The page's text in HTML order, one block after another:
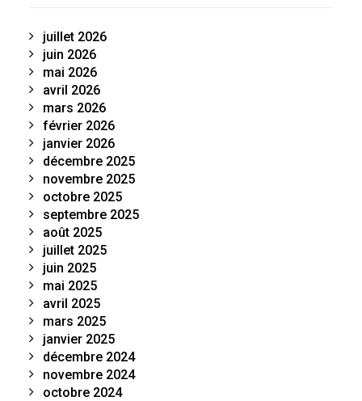
juillet 2026
juin 2026
mai 2026
avril 2026
mars 2026
février 2026
janvier 2026
décembre 2025
novembre 2025
octobre 2025
septembre 2025
août 2025
juillet 2025
juin 2025
mai 2025
avril 2025
mars 2025
janvier 2025
décembre 2024
novembre 2024
octobre 2024